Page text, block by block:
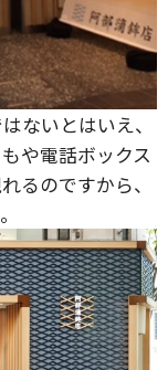
ないとはいえ、
や電話ボックス
るのですから、